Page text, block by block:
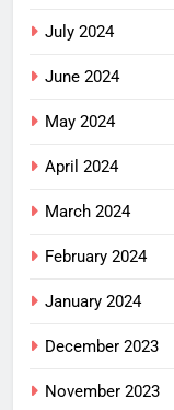
July 2024
June 2024
May 2024
April 2024
March 2024
February 2024
January 2024
December 2023
November 2023